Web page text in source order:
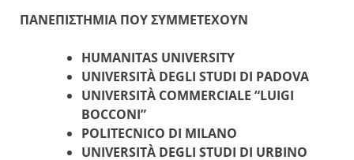
ΠΑΝΕΠΙΣΤΗΜΙΑ ΠΟΥ ΣΥΜΜΕΤΕΧΟΥΝ
HUMANITAS UNIVERSITY
UNIVERSITÀ DEGLI STUDI DI PADOVA
UNIVERSITÀ COMMERCIALE “LUIGI
BOCCONI”
POLITECNICO DI MILANO
UNIVERSITÀ DEGLI STUDI DI URBINO